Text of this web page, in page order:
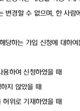
변경할 수 없으며, 한 사람
당하는 가입 신청에 대하여
용하여 신청하였을 때
지 않았을 때
허위로 기재하였을 때